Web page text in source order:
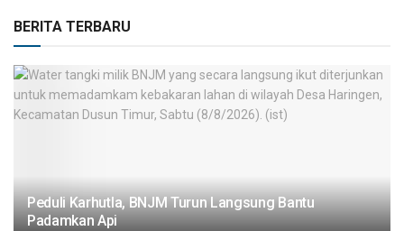
BERITA TERBARU
Peduli Karhutla, BNJM Turun Langsung Bantu
Padamkan Api